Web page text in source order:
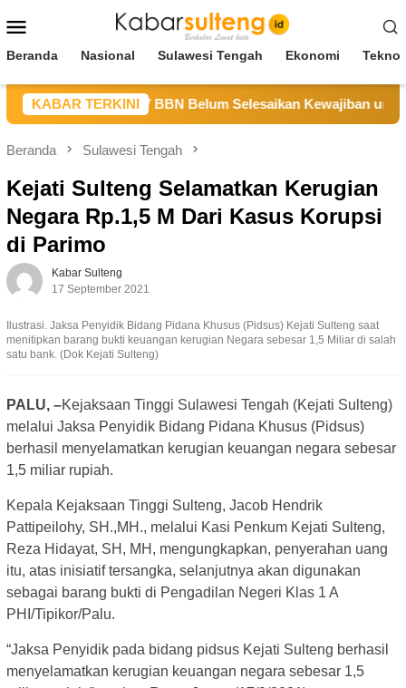
ke
Mobile
Beranda Nasional Sulawesi Tengah Ekonomi
KABAR TERKINI
Sulteng Sebut CV BBN Belum Selesaikan Kewajiban untuk
Beranda Sulawesi Tengah
Kejati Sulteng Selamatkan Kerugian
Negara Rp.1,5 M Dari Kasus Korupsi
di Parimo
Kabar Sulteng
17 September 2021
Ilustrasi. Jaksa Penyidik Bidang Pidana Khusus (Pidsus) Kejati Sulteng saat
menitipkan barang bukti keuangan kerugian Negara sebesar 1,5 Miliar di salah
satu bank. (Dok Kejati Sulteng)
PALU, –Kejaksaan Tinggi Sulawesi Tengah (Kejati Sulteng)
melalui Jaksa Penyidik Bidang Pidana Khusus (Pidsus)
berhasil menyelamatkan kerugian keuangan negara sebesar
1,5 miliar rupiah.
Kepala Kejaksaan Tinggi Sulteng, Jacob Hendrik
Pattipeilohy, SH.,MH., melalui Kasi Penkum Kejati Sulteng,
Reza Hidayat, SH, MH, mengungkapkan, penyerahan uang
itu, atas inisiatif tersangka, selanjutnya akan digunakan
sebagai barang bukti di Pengadilan Negeri Klas 1 A
PHI/Tipikor/Palu.
“Jaksa Penyidik pada bidang pidsus Kejati Sulteng berhasil
menyelamatkan kerugian keuangan negara sebesar 1,5